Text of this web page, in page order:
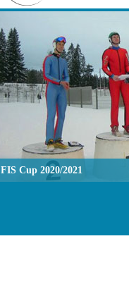
FIS Cup 2020/2021